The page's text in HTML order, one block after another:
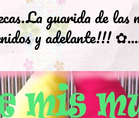
guarida de las
y adelante!!!